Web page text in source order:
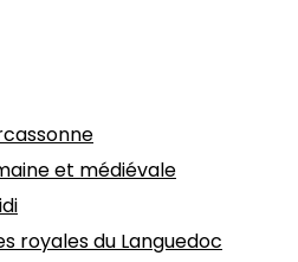
et médiévale
royales du Languedoc